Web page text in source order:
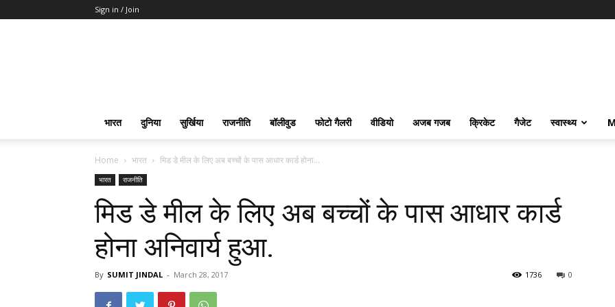
Sign in / Join
भारत दुनिया सुर्खिया राजनीति बॉलीवुड फोटो गैलरी वीडियो अजब गजब क्रिकेट गैजेट स्वास्थ्य
Home भारत मिड डे मील के लिए अब बच्चों के पास आधार कार्ड होना...
भारत राजनीति
मिड डे मील के लिए अब बच्चों के पास आधार कार्ड
होना अनिवार्य हुआ.
By SUMIT JINDAL - March 28, 2017 0
1736